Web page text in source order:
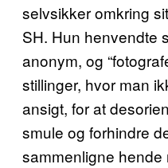
selvsikker omkring
SH. Hun henvendte
anonym, og
stillinger, hvor man
ansigt, for at
smule og forhindre
sammenligne